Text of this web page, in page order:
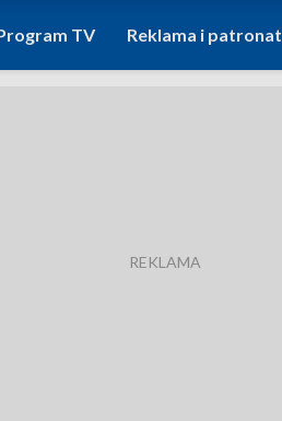
TV Reklama i patronat